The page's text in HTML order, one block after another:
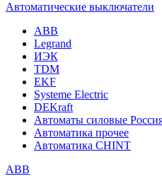
Автоматические выключатели
ABB
Legrand
ИЭК
TDM
EKF
Systeme Electric
DEKraft
Автоматы силовые
Автоматика прочее
Автоматика CHINT
ABB